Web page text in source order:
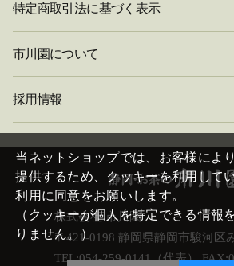
特定商取引法に基づく表示
市川園について
採用情報
株式会社 市川園
〒421-0198 静岡県静岡市駿河区
TEL:054-259-0141（代表）
当ネットショップでは、お客様によ
提供するため、クッキーを利用して
利用に同意をお願いします。
（クッキーが個人を特定できる情報
りません。）